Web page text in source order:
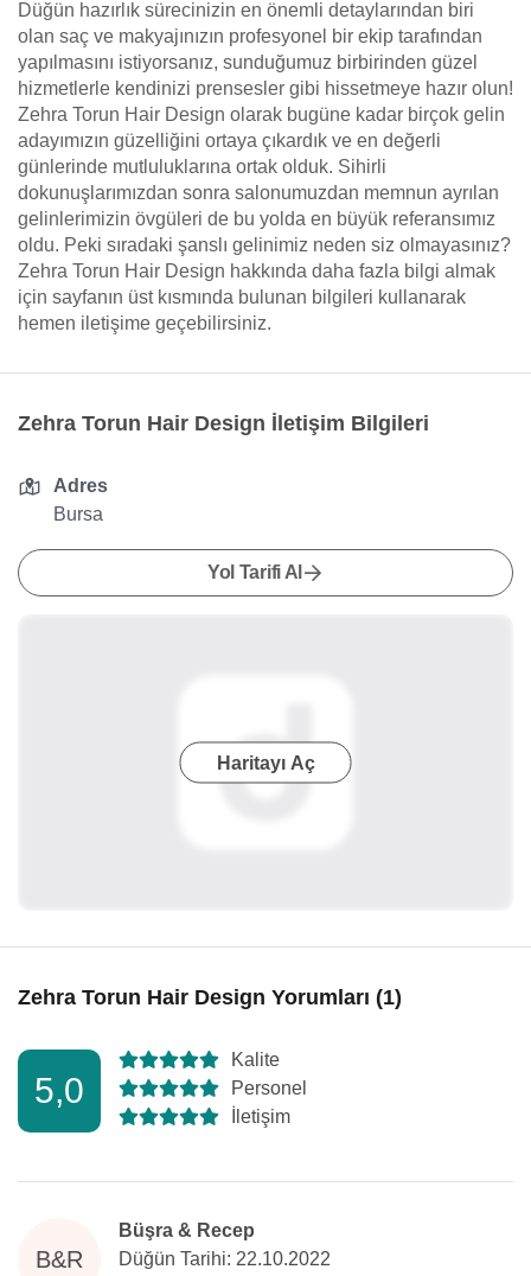
Düğün hazırlık sürecinizin en önemli detaylarından biri
olan saç ve makyajınızın profesyonel bir ekip tarafından
yapılmasını istiyorsanız, sunduğumuz birbirinden güzel
hizmetlerle kendinizi prensesler gibi hissetmeye hazır olun!
Zehra Torun Hair Design olarak bugüne kadar birçok gelin
adayımızın güzelliğini ortaya çıkardık ve en değerli
günlerinde mutluluklarına ortak olduk. Sihirli
dokunuşlarımızdan sonra salonumuzdan memnun ayrılan
gelinlerimizin övgüleri de bu yolda en büyük referansımız
oldu. Peki sıradaki şanslı gelinimiz neden siz olmayasınız?
Zehra Torun Hair Design hakkında daha fazla bilgi almak
için sayfanın üst kısmında bulunan bilgileri kullanarak
hemen iletişime geçebilirsiniz.
Zehra Torun Hair Design İletişim Bilgileri
Adres
Bursa
Yol Tarifi Al
Haritayı Aç
Zehra Torun Hair Design Yorumları (1)
5,0
Kalite
Personel
İletişim
B&R
Büşra & Recep
Düğün Tarihi: 22.10.2022